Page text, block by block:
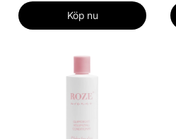
Köp nu